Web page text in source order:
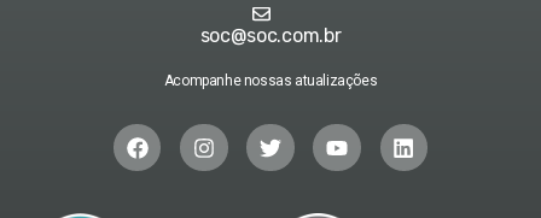
soc@soc.com.br
Acompanhe nossas atualizações